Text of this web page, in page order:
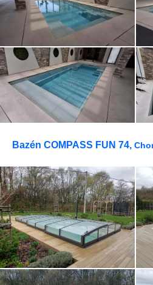
Bazén COMPASS FUN 74,